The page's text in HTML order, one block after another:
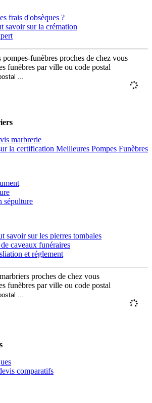
frais d'obsèques ?
savoir sur la crémation
funèbres proches de chez vous
funèbres par ville ou code postal
marbrerie
la certification Meilleures Pompes Funèbres
sépulture
savoir sur les pierres tombales
caveaux funéraires
et réglement
proches de chez vous
funèbres par ville ou code postal
comparatifs